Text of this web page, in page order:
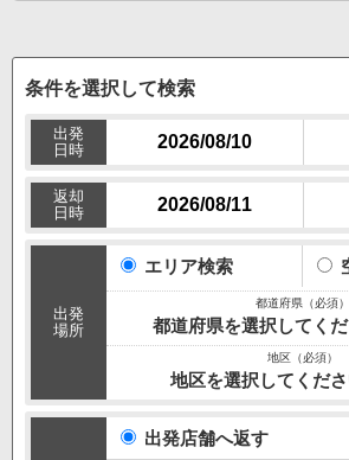
条件を選択して検索
出発
日時
返却
日時
出発
場所
エリア検索
都道府県を選択してくだ
地区を選択してくださ
出発店舗へ返す